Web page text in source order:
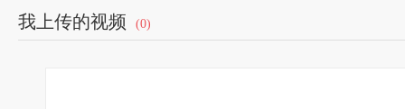
```踏上了```社会```，我拥有了一切``却没有了未来```
```刚哥`告诉你``````在社会上你什么都玩的起``大不了一死``
我上传的视频 (0)